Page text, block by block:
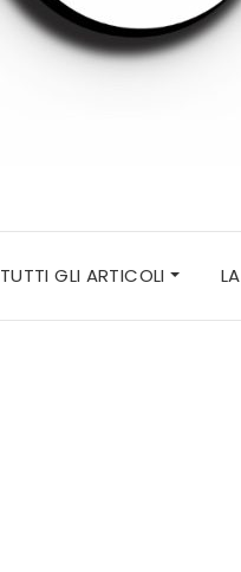
TUTTI GLI ARTICOLI